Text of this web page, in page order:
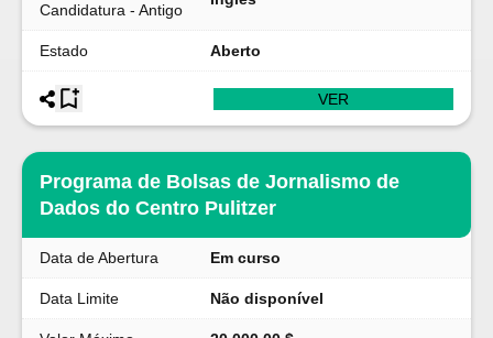
Candidatura - Antigo
Estado Aberto
VER
Programa de Bolsas de Jornalismo de
Dados do Centro Pulitzer
Data de Abertura Em curso
Data Limite Não disponível